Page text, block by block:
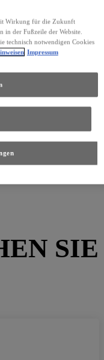
Sie Ihren sofort
Vorstellungen
SIE
Wirkung für die Zukunft
in der Fußzeile der Website.
technisch notwendigen Cookies
Impressum